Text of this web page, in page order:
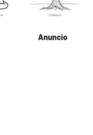
Anuncio